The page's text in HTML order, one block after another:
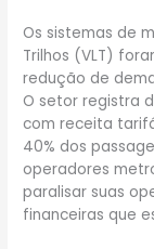
Os sistemas de
Trilhos (VLT)
redução de
O setor registra
com receita
40% dos
operadores
paralisar suas
financeiras que